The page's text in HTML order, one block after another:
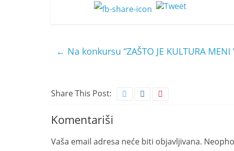
← Na konkursu “ZAŠTO JE KULTURA
Share This Post:
Komentariši
Vaša email adresa neće biti objavljivana.